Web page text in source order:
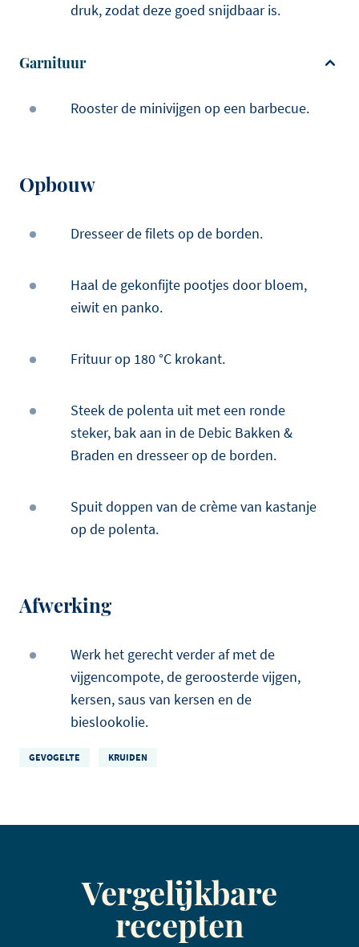
druk, zodat deze goed snijdbaar is.
Garnituur
Rooster de minivijgen op een barbecue.
Opbouw
Dresseer de filets op de borden.
Haal de gekonfijte pootjes door bloem,
eiwit en panko.
Frituur op 180 °C krokant.
Steek de polenta uit met een ronde
steker, bak aan in de Debic Bakken &
Braden en dresseer op de borden.
Spuit doppen van de crème van kastanje
op de polenta.
Afwerking
Werk het gerecht verder af met de
vijgencompote, de geroosterde vijgen,
kersen, saus van kersen en de
bieslookolie.
GEVOGELTE KRUIDEN
Vergelijkbare
recepten